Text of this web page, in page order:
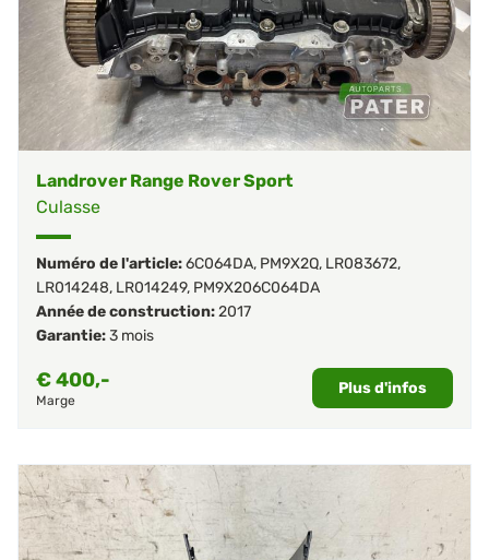
Landrover Range Rover Sport
Culasse
Numéro de l'article:6C064DA, PM9X2Q, LR083672,
LR014248, LR014249, PM9X206C064DA
Année de construction:2017
Garantie:3 mois
€400,-
Marge
Plus d'infos